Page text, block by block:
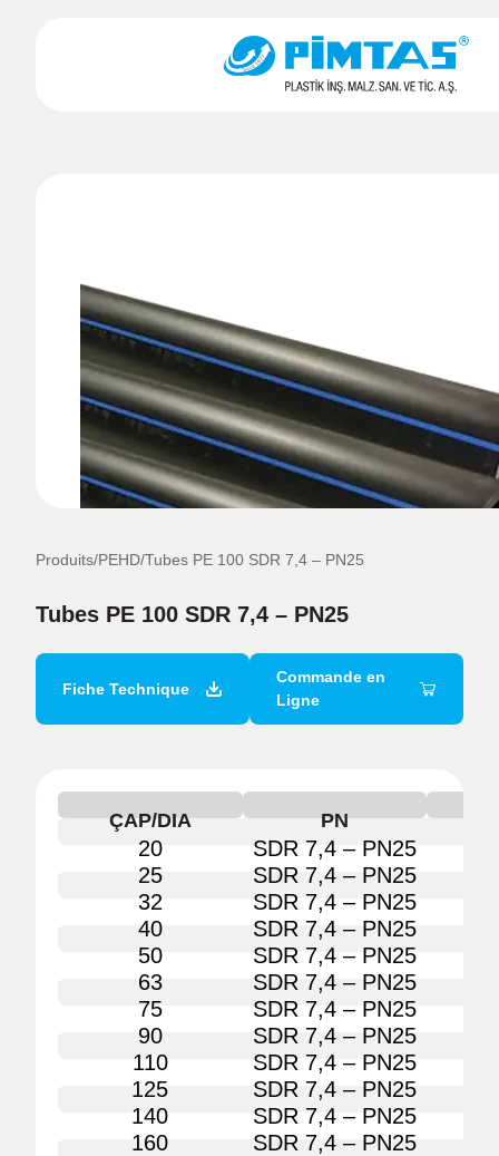
Produits/PEHD/Tubes PE 100 SDR 7,4 – PN25
Tubes PE 100 SDR 7,4 – PN25
Fiche Technique
Commande en
Ligne
ÇAP/DIA PN
20 SDR 7,4 – PN25
25
SDR 7,4 – PN25
32
SDR 7,4 – PN25
40
SDR 7,4 – PN25
50
SDR 7,4 – PN25
63
SDR 7,4 – PN25
75
SDR 7,4 – PN25
90
SDR 7,4 – PN25
110
SDR 7,4 – PN25
125
SDR 7,4 – PN25
140
SDR 7,4 – PN25
160
SDR 7,4 – PN25